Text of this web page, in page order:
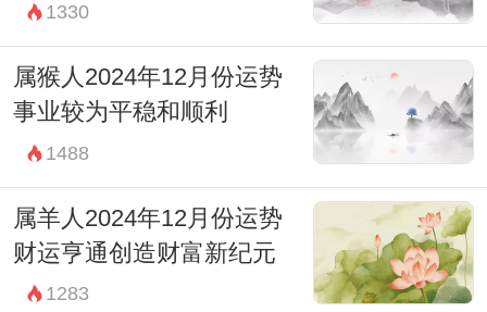
1330
属猴人2024年12月份运势
事业较为平稳和顺利
1488
属羊人2024年12月份运势
财运亨通创造财富新纪元
1283